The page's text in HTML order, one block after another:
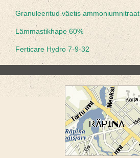
Granuleeritud väetis ammoniumnitraat
Lämmastikhape 60%
Ferticare Hydro 7-9-32